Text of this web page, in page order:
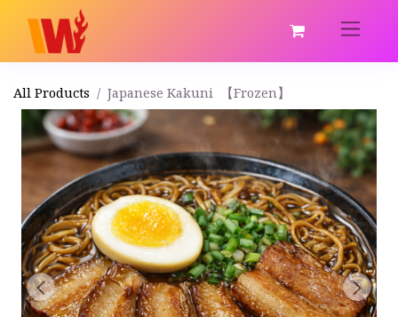
All Products Japanese Kakuni 【Frozen】